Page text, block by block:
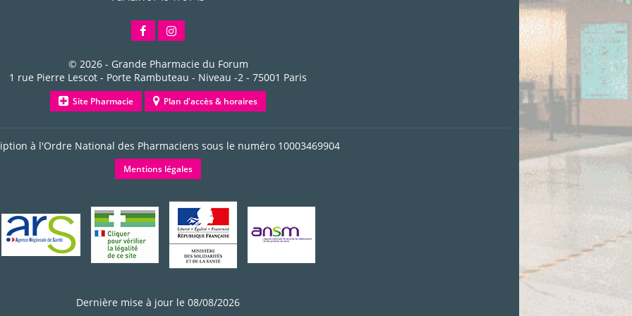
© 2026 - Grande Pharmacie du Forum
1 rue Pierre Lescot - Porte Rambuteau - Niveau -2 - 75001 Paris
Site Pharmacie Plan d'accès & horaires
à l'Ordre National des Pharmaciens sous le numéro 10003469904
Mentions légales
Dernière mise à jour le 08/08/2026